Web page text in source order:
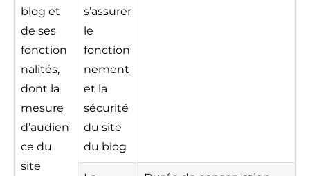
blog et
de ses
fonction
nalités,
dont la
mesure
d’audien
ce du
site
s’assurer
le
fonction
nement
et la
sécurité
du site
du blog